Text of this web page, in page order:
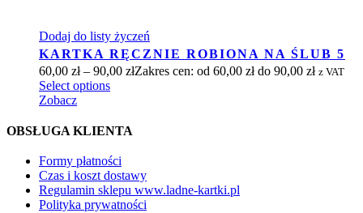
Dodaj do listy życzeń
KARTKA RĘCZNIE ROBIONA NA ŚLUB 5
60,00 zł – 90,00 złZakres cen: od 60,00 zł do 90,00 zł z VAT
Select options
Zobacz
OBSŁUGA KLIENTA
Formy płatności
Czas i koszt dostawy
Regulamin sklepu www.ladne-kartki.pl
Polityka prywatności